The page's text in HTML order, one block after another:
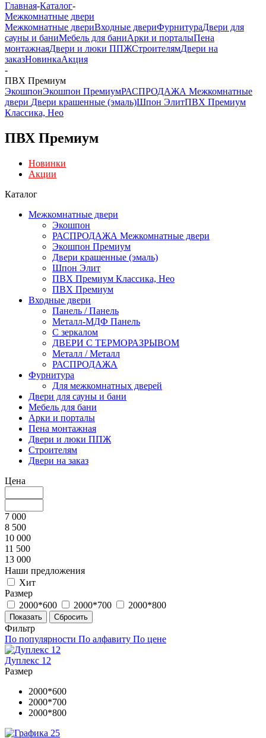
Главная-Каталог-
Межкомнатные двери
Межкомнатные двериВходные двериФурнитураДвери для
сауны и баниМебель для баниАрки и порталыПена
монтажнаяДвери и люки ППЖСтроителямДвери на
заказНовинкаАкция
-
ПВХ Премиум
ЭкошпонЭкошпон ПремиумРАСПРОДАЖА Межкомнатные
двери Двери крашенные (эмаль)Шпон ЭлитПВХ Премиум
Классика, Нео
ПВХ Премиум
Новинки
Акции
Каталог
Межкомнатные двери
Экошпон
РАСПРОДАЖА Межкомнатные двери
Экошпон Премиум
Двери крашенные (эмаль)
Шпон Элит
ПВХ Премиум Классика, Нео
ПВХ Премиум
Входные двери
Панель / Панель
Металл-МДФ Панель
С зеркалом
ДВЕРИ С ТЕРМОРАЗРЫВОМ
Металл / Металл
РАСПРОДАЖА
Фурнитура
Для межкомнатных дверей
Двери для сауны и бани
Мебель для бани
Арки и порталы
Пена монтажная
Двери и люки ППЖ
Строителям
Двери на заказ
Цена
7 000
8 500
10 000
11 500
13 000
Наши предложения
Хит
Размер
2000*600
2000*700 2000*800
Фильтр
По популярности По алфавиту По цене
Дуплекс 12
Размер
2000*600
2000*700
2000*800